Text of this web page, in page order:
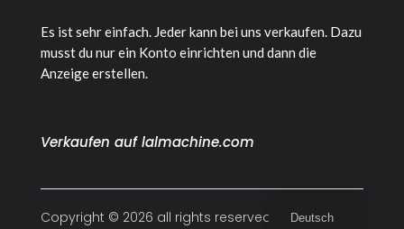
Es ist sehr einfach. Jeder kann bei uns verkaufen. Dazu
musst du nur ein Konto einrichten und dann die
Anzeige erstellen.
Verkaufen auf lalmachine.com
Copyright © 2026 all rights reserved Deutsch